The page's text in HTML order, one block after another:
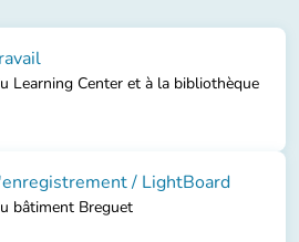
Learning Center et à la bibliothèque
/ LightBoard
bâtiment Breguet